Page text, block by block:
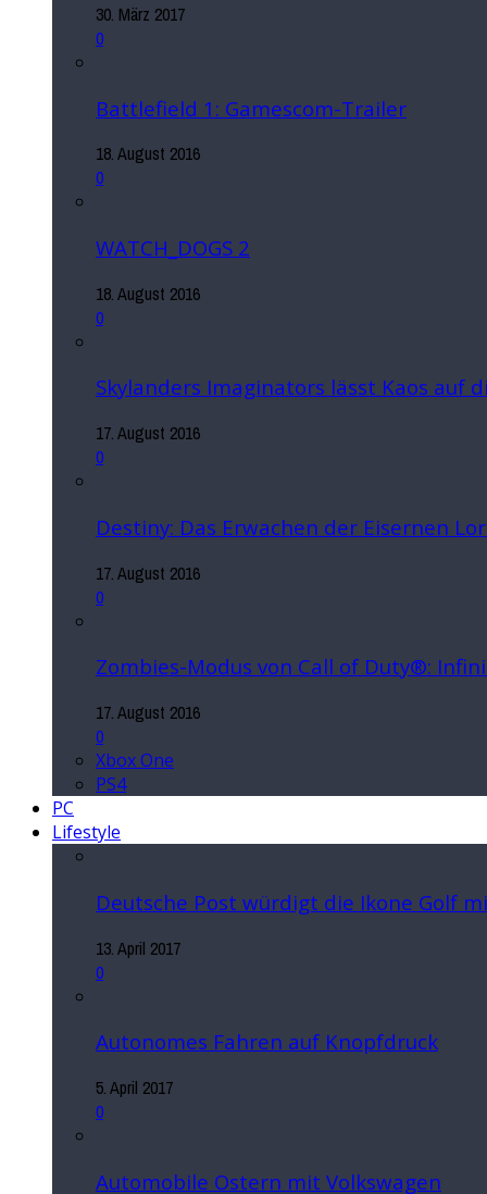
30. März 2017
0
Battlefield 1: Gamescom-Trailer
18. August 2016
0
WATCH_DOGS 2
18. August 2016
0
Skylanders Imaginators lässt Kaos auf
17. August 2016
0
Destiny: Das Erwachen der Eisernen
17. August 2016
0
Zombies-Modus von Call of Duty®:
17. August 2016
0
Xbox One
PS4
PC
Lifestyle
Deutsche Post würdigt die Ikone Golf
13. April 2017
0
Autonomes Fahren auf Knopfdruck
5. April 2017
0
Automobile Ostern mit Volkswagen